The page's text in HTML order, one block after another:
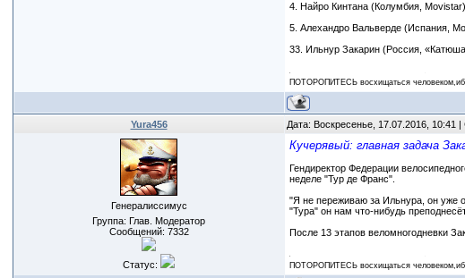
4. Найро Кинтана (Колумбия,
5. Алехандро Вальверде (Испания,
33. Ильнур Закарин (Россия,
ПОТОРОПИТЕСЬ восхищаться
Yura456 Дата: Воскресенье, 17.07.2016, 10:41
Генералиссимус
Группа: Глав. Модератор
Сообщений: 7332
Статус:
Кучерявый: главная задача
Гендиректор Федерации
неделе "Тур де Франс".
"Я не переживаю за Ильнура, он уже
"Тура" он нам что-нибудь
После 13 этапов веломногодневки
ПОТОРОПИТЕСЬ восхищаться